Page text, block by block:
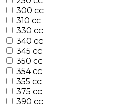
300 cc
310 cc
330 cc
340 cc
345 cc
350 cc
354 cc
355 cc
375 cc
390 cc